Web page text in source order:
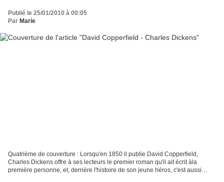
Publié le 25/01/2010 à 00:05
Par Marie
Quatrième de couverture : Lorsqu'en 1850 il publie David Copperfield,
Charles Dickens offre à ses lecteurs le premier roman qu'il ait écrit àla
première personne, et, derrière l'histoire de son jeune héros, c'est aussi